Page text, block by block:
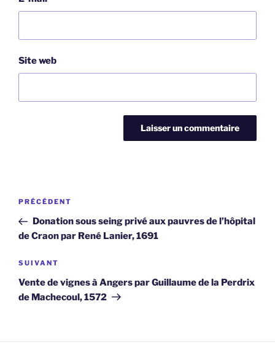
Site web
Navigation
l’article
Article
précédent
PRÉCÉDENT
Donation sous seing privé aux pauvres de l’hôpital
de Craon par René Lanier, 1691
Article
suivant
SUIVANT
Vente de vignes à Angers par Guillaume de la Perdrix
de Machecoul, 1572